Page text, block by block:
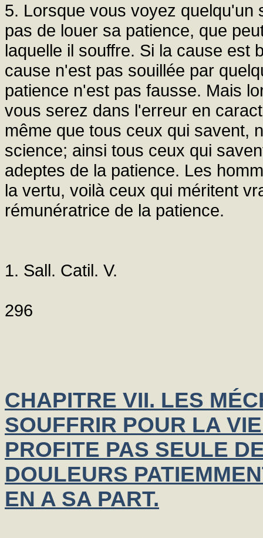
5. Lorsque vous voyez quelqu'un
pas de louer sa patience, que
laquelle il souffre. Si la cause est
cause n'est pas souillée par
patience n'est pas fausse. Mais
vous serez dans l'erreur en
même que tous ceux qui savent,
science; ainsi tous ceux qui
adeptes de la patience. Les
la vertu, voilà ceux qui méritent
rémunératrice de la patience.
1. Sall. Catil. V.
296
CHAPITRE VII. LES
SOUFFRIR POUR LA
PROFITE PAS SEULE
DOULEURS
EN A SA PART.